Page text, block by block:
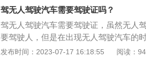
十以上的行为。
型、拖吊分离型，一拖一型，平板一拖
清障车是指装有道路抢险作业装备的专
和事故不可避免，特别是在高等级公路
是将故障车或者事故车及时地拖离现场
车又称道路抢险车。随着高等级路面和
驾无人驾驶汽车需要驾驶证吗？
驾无人驾驶汽车需要驾驶证，虽然无人
要驾驶人，但是在出现无人驾驶汽车的
驾驶人具有驾驶证的。无人驾驶汽车是
发布时间：2023-07-17 16:18:55 阅读：